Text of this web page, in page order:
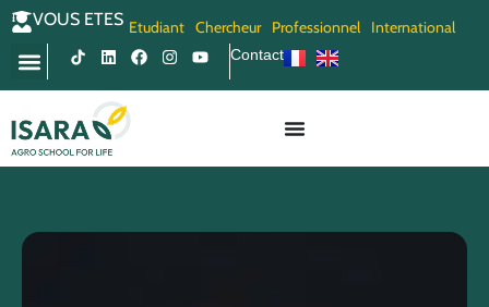
VOUS ETES Etudiant Chercheur Professionnel International
Contact